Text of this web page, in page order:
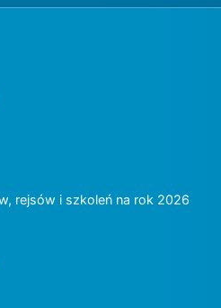
rejsów i szkoleń na rok 2026